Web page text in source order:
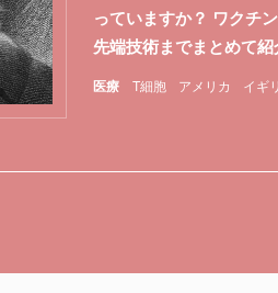
医療 T細胞 アメリカ イギ
っていますか？ ワクチ
先端技術までまとめて紹